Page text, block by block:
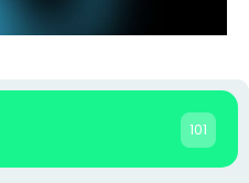
101